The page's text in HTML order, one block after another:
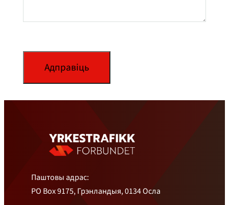
Адправіць
Паштовы адрас:
PO Box 9175, Грэнландыя, 0134 Осла